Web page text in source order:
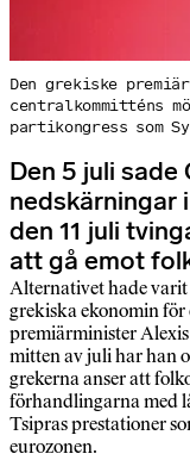
Den grekiske
centralkommitténs
partikongress som
Den 5 juli sade
nedskärningar
den 11 juli
att gå emot
Alternativet hade varit
grekiska ekonomin
premiärminister
mitten av juli har han
grekerna anser att
förhandlingarna med
Tsipras prestationer
eurozonen.